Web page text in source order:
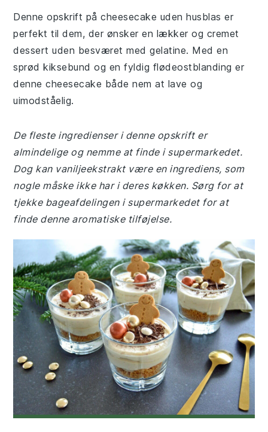
Denne opskrift på cheesecake uden husblas er
perfekt til dem, der ønsker en lækker og cremet
dessert uden besværet med gelatine. Med en
sprød kiksebund og en fyldig flødeostblanding er
denne cheesecake både nem at lave og
uimodståelig.
De fleste ingredienser i denne opskrift er
almindelige og nemme at finde i supermarkedet.
Dog kan vaniljeekstrakt være en ingrediens, som
nogle måske ikke har i deres køkken. Sørg for at
tjekke bageafdelingen i supermarkedet for at
finde denne aromatiske tilføjelse.